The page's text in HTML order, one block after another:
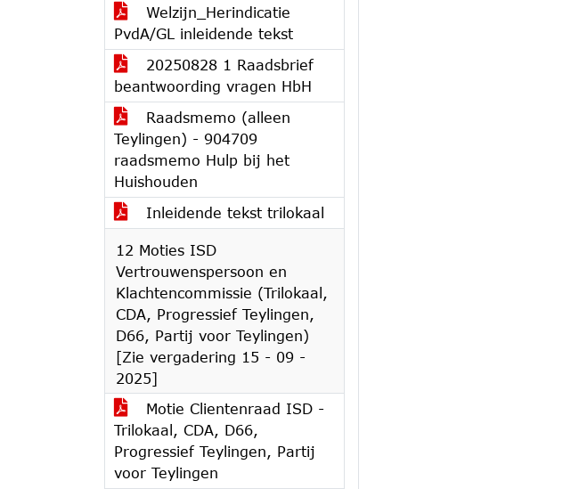
Welzijn_Herindicatie
PvdA/GL inleidende tekst
20250828 1 Raadsbrief
beantwoording vragen HbH
Raadsmemo (alleen
Teylingen) - 904709
raadsmemo Hulp bij het
Huishouden
Inleidende tekst trilokaal
12 Moties ISD
Vertrouwenspersoon en
Klachtencommissie (Trilokaal,
CDA, Progressief Teylingen,
D66, Partij voor Teylingen)
[Zie vergadering 15 - 09 -
2025]
Motie Clientenraad ISD -
Trilokaal, CDA, D66,
Progressief Teylingen, Partij
voor Teylingen